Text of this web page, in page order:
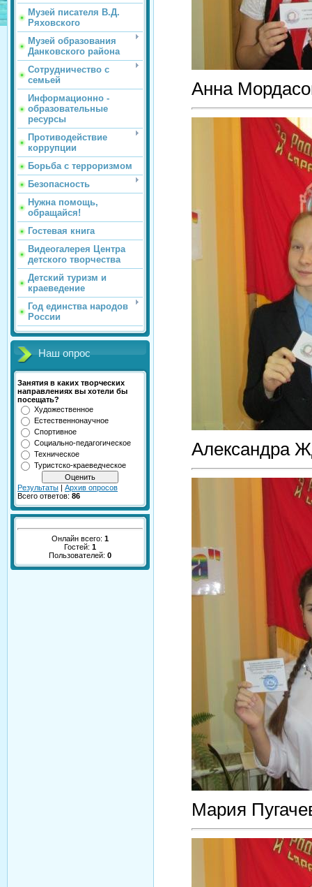
Музей писателя В.Д.
Ряховского
Музей образования
Данковского района
Сотрудничество с
семьей
Информационно -
образовательные
ресурсы
Противодействие
коррупции
Борьба с терроризмом
Безопасность
Нужна помощь,
обращайся!
Гостевая книга
Видеогалерея Центра
детского творчества
Детский туризм и
краеведение
Год единства народов
России
Наш опрос
Занятия в каких творческих
направлениях вы хотели бы
посещать?
Художественное
Естественнонаучное
Спортивное
Социально-педагогическое
Техническое
Туристско-краеведческое
Результаты | Архив опросов
Всего ответов: 86
Онлайн всего: 1
Гостей: 1
Пользователей: 0
Анна
Александра
Мария